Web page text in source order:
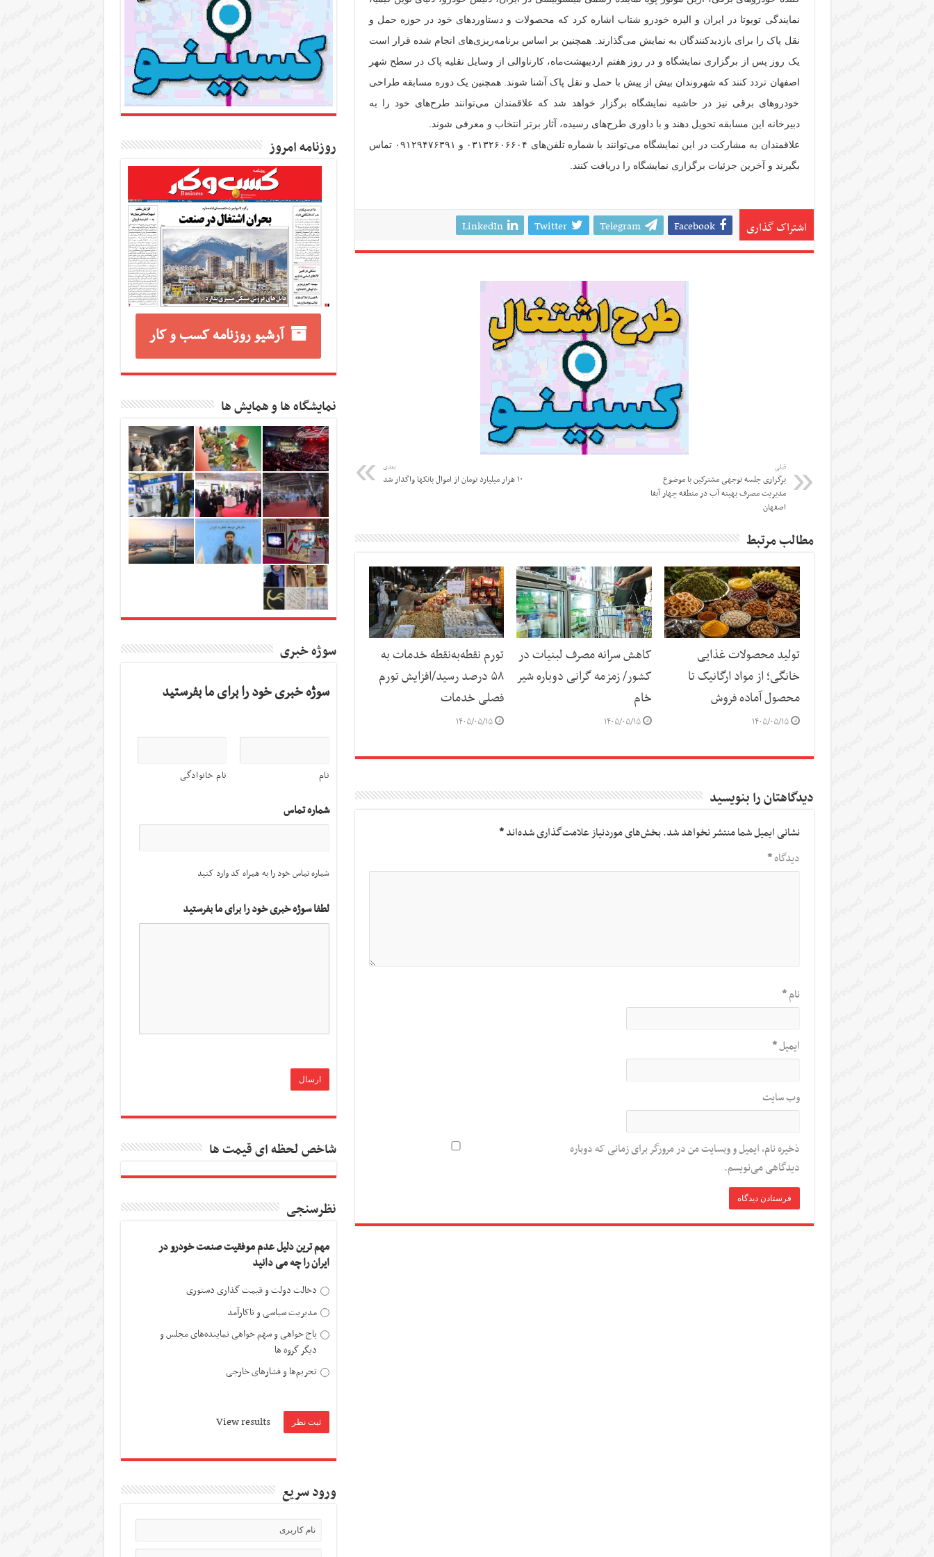
نمایندگی تویوتا در ایران و الیزه خودرو شتاب اشاره کرد که محصولات و دستاوردهای خود در حوزه حمل و
نقل پاک را برای بازدیدکنندگان به نمایش می‌گذارند. همچنین بر اساس برنامه‌ریزی‌های انجام شده قرار است
یک روز پس از برگزاری نمایشگاه و در روز هفتم اردیبهشت‌ماه، کارناوالی از وسایل نقلیه پاک در سطح شهر
اصفهان تردد کنند که شهروندان بیش از پیش با حمل و نقل پاک آشنا شوند. همچنین یک دوره مسابقه طراحی
خودروهای برقی نیز در حاشیه نمایشگاه برگزار خواهد شد که علاقمندان می‌توانند طرح‌های خود را به
دبیرخانه این مسابقه تحویل دهند و با داوری طرح‌های رسیده، آثار برتر انتخاب و معرفی شوند.
علاقمندان به مشارکت در این نمایشگاه می‌توانند با شماره تلفن‌های ۰۳۱۳۲۶۰۶۶۰۴ و ۰۹۱۲۹۴۷۶۳۹۱ تماس
بگیرند و آخرین جزئیات برگزاری نمایشگاه را دریافت کنند.
اشتراک گذاری Facebook
Telegram
Twitter
LinkedIn
قبلی
برگزاری جلسه توجهی مشترکین با موضوع
مدیریت مصرف بهینه آب در منطقه چهار آبفا
اصفهان
بعدی
۱۰ هزار میلیارد تومان از اموال بانکها واگذار شد
مطالب مرتبط
تولید محصولات غذایی
خانگی؛ از مواد ارگانیک تا
محصول آماده فروش
۱۴۰۵/۰۵/۱۵
کاهش سرانه مصرف لبنیات در
کشور/ زمزمه گرانی دوباره شیر
خام
۱۴۰۵/۰۵/۱۵
تورم نقطه‌به‌نقطه خدمات به
۵۸ درصد رسید/افزایش تورم
فصلی خدمات
۱۴۰۵/۰۵/۱۵
دیدگاهتان را بنویسید
نشانی ایمیل شما منتشر نخواهد شد.بخش‌های موردنیاز علامت‌گذاری شده‌اند*
دیدگاه*
نام*
ایمیل*
وب‌ سایت
ذخیره نام، ایمیل و وبسایت من در مرورگر برای زمانی که دوباره
دیدگاهی می‌نویسم.
روزنامه امروز
آرشیو روزنامه کسب و کار
نمایشگاه ها و همایش ها
سوژه خبری
سوژه خبری خود را برای ما بفرستید
نام نام خانوادگی
شماره تماس
شماره تماس خود را به همراه کد وارد کنید
لطفا سوژه خبری خود را برای ما بفرستید
شاخص لحظه ای قیمت ها
نظرسنجی
مهم ترین دلیل عدم موفقیت صنعت خودرو در
ایران را چه می دانید
دخالت دولت و قیمت گذاری دستوری
مدیریت سیاسی و ناکارآمد
باج خواهی و سهم خواهی نماینده‌های مجلس و
دیگر گروه ها
تحریم‌ها و فشارهای خارجی
View results
ورود سریع